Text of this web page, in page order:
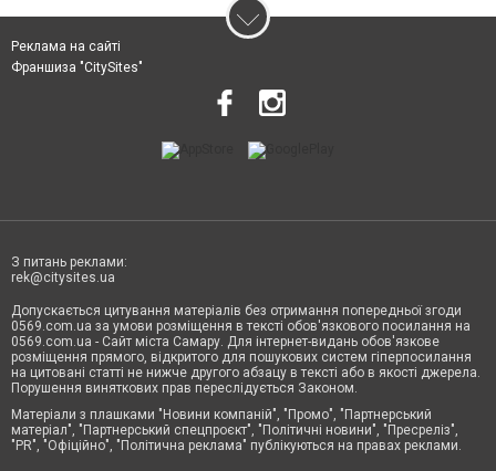
Реклама на сайті
Франшиза "CitySites"
З питань реклами:
rek@citysites.ua
Допускається цитування матеріалів без отримання попередньої згоди
0569.com.ua за умови розміщення в тексті обов'язкового посилання на
0569.com.ua - Сайт міста Самару. Для інтернет-видань обов'язкове
розміщення прямого, відкритого для пошукових систем гіперпосилання
на цитовані статті не нижче другого абзацу в тексті або в якості джерела.
Порушення виняткових прав переслідується Законом.
Матеріали з плашками "Новини компаній", "Промо", "Партнерський
матеріал", "Партнерський спецпроєкт", "Політичні новини", "Пресреліз",
"PR", "Офіційно", "Політична реклама" публікуються на правах реклами.